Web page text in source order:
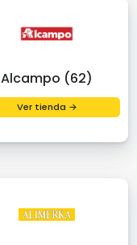
Alcampo (62)
Ver tienda →